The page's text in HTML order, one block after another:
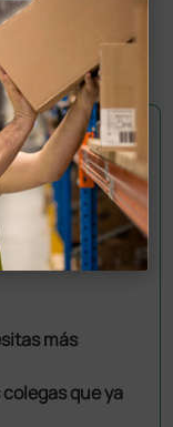
100 uds.
más
que ya